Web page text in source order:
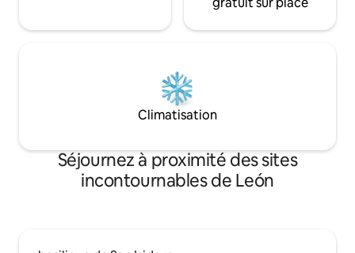
Climatisation
Séjournez à proximité des sites
incontournables de León